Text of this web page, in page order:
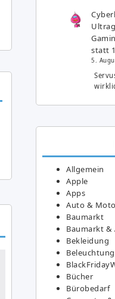
statt
5.
Allgemein
Apple
Apps
Auto &
Baumarkt
Baumarkt &
Bekleidung
Beleuchtung
Bücher
Bürobedarf